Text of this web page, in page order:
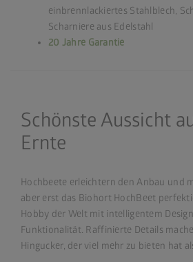
einbrennlackiertes Stahlblech,
Scharniere aus Edelstahl
20 Jahre Garantie
Schönste Aussicht
Ernte
Hochbeete erleichtern den Anbau und
aber erst das Biohort HochBeet
Hobby der Welt mit intelligentem
Funktionalität. Raffinierte Details
Hingucker, der viel mehr zu bieten hat